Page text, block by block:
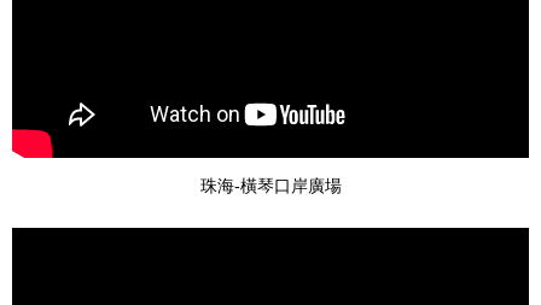
珠海-橫琴口岸廣場